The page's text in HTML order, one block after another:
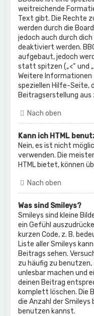
weitreichende
Text gibt. Die Rechte
werden durch die
jedoch auch durch
deaktiviert werden.
aufgebaut, jedoch
statt spitzen („<“ und
Weitere Informationen
speziellen Hilfe-Seite,
Beitragserstellung aus
Nach oben
Kann ich HTML
Nein, es ist nicht
verwenden. Die
HTML bietet, können
Nach oben
Was sind Smileys?
Smileys sind kleine
ein Gefühl
kurzen Code, z. B.
Liste aller Smileys
Beitrags sehen.
zu häufig zu benutzen,
unlesbar machen und
deinen Beitrag
komplett löschen. Die
die Anzahl der Smileys
benutzen kannst.